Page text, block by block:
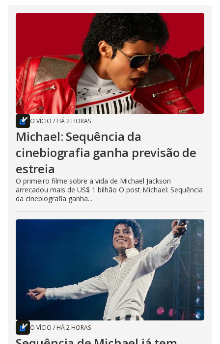
O VÍCIO / HÁ 2 HORAS
Michael: Sequência da
cinebiografia ganha previsão de
estreia
O primeiro filme sobre a vida de Michael Jackson
arrecadou mais de US$ 1 bilhão O post Michael: Sequência
da cinebiografia ganha...
O VÍCIO / HÁ 2 HORAS